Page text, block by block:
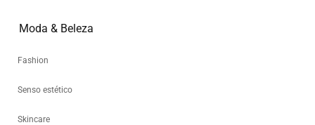
Moda & Beleza
Fashion
Senso estético
Skincare